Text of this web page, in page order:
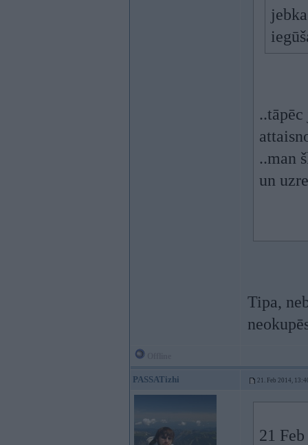
..man
un
Tipa,
PASSATizhi 21. Feb 2014,
21